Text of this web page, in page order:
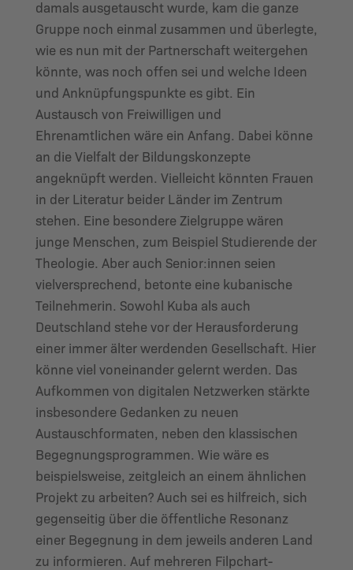
damals ausgetauscht wurde, kam die ganze
Gruppe noch einmal zusammen und überlegte,
wie es nun mit der Partnerschaft weitergehen
könnte, was noch offen sei und welche Ideen
und Anknüpfungspunkte es gibt. Ein
Austausch von Freiwilligen und
Ehrenamtlichen wäre ein Anfang. Dabei könne
an die Vielfalt der Bildungskonzepte
angeknüpft werden. Vielleicht könnten Frauen
in der Literatur beider Länder im Zentrum
stehen. Eine besondere Zielgruppe wären
junge Menschen, zum Beispiel Studierende der
Theologie. Aber auch Senior:innen seien
vielversprechend, betonte eine kubanische
Teilnehmerin. Sowohl Kuba als auch
Deutschland stehe vor der Herausforderung
einer immer älter werdenden Gesellschaft. Hier
könne viel voneinander gelernt werden. Das
Aufkommen von digitalen Netzwerken stärkte
insbesondere Gedanken zu neuen
Austauschformaten, neben den klassischen
Begegnungsprogrammen. Wie wäre es
beispielsweise, zeitgleich an einem ähnlichen
Projekt zu arbeiten? Auch sei es hilfreich, sich
gegenseitig über die öffentliche Resonanz
einer Begegnung in dem jeweils anderen Land
zu informieren. Auf mehreren Filpchart-